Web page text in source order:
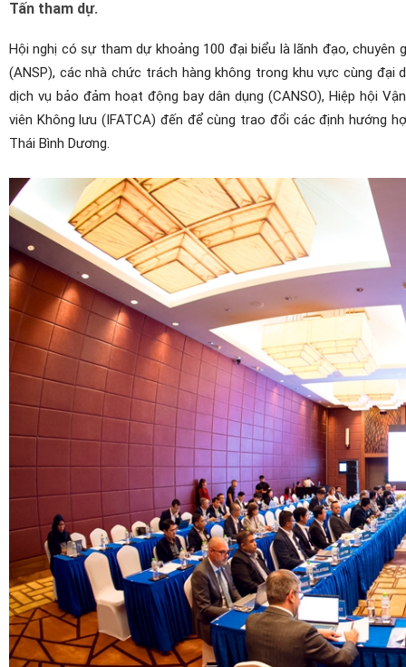
Tấn tham dự.
Hội nghị có sự tham dự khoảng 100 đại biểu là lãnh đạo,
(ANSP), các nhà chức trách hàng không trong khu vực cùng
dịch vụ bảo đảm hoạt động bay dân dụng (CANSO), Hiệp hội
viên Không lưu (IFATCA) đến để cùng trao đổi các định hướng
Thái Bình Dương.